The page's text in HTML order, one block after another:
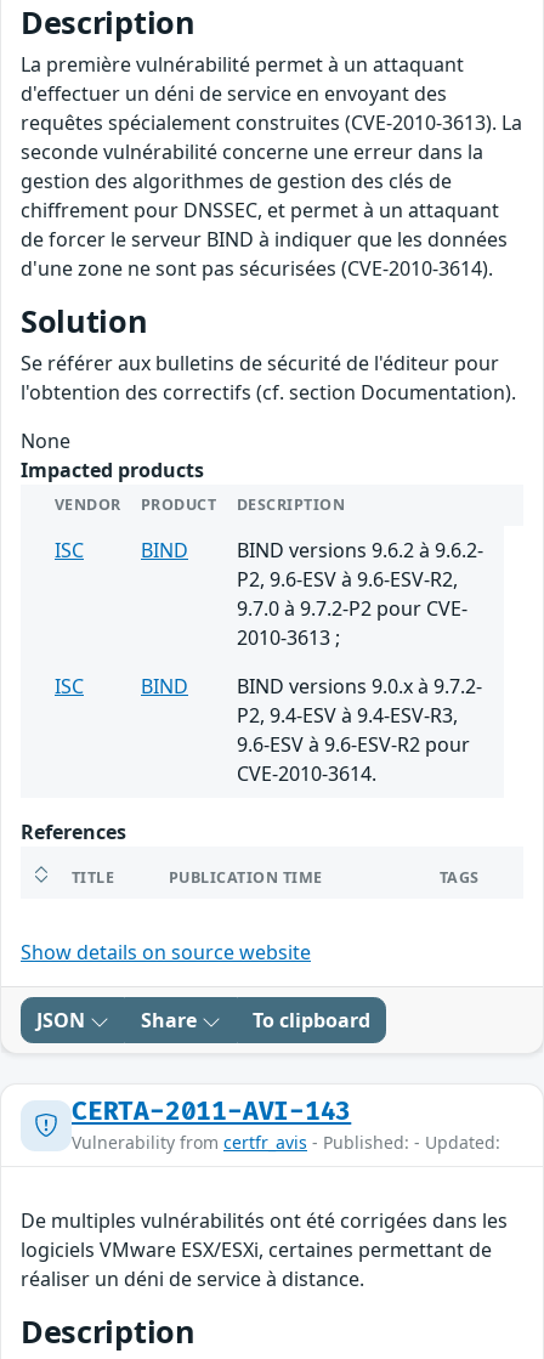
Description
La première vulnérabilité permet à un attaquant
d'effectuer un déni de service en envoyant des
requêtes spécialement construites (CVE-2010-3613). La
seconde vulnérabilité concerne une erreur dans la
gestion des algorithmes de gestion des clés de
chiffrement pour DNSSEC, et permet à un attaquant
de forcer le serveur BIND à indiquer que les données
d'une zone ne sont pas sécurisées (CVE-2010-3614).
Solution
Se référer aux bulletins de sécurité de l'éditeur pour
l'obtention des correctifs (cf. section Documentation).
None
Impacted products
VENDOR PRODUCT DESCRIPTION
ISC BIND
BIND versions 9.6.2 à 9.6.2-
P2, 9.6-ESV à 9.6-ESV-R2,
9.7.0 à 9.7.2-P2 pour CVE-
2010-3613 ;
ISC
BIND
BIND versions 9.0.x à 9.7.2-
P2, 9.4-ESV à 9.4-ESV-R3,
9.6-ESV à 9.6-ESV-R2 pour
CVE-2010-3614.
References
TITLE PUBLICATION TIME TAGS
Show details on source website
JSON Share To clipboard
CERTA-2011-AVI-143
Vulnerability from certfr_avis - Published: - Updated:
De multiples vulnérabilités ont été corrigées dans les
logiciels VMware ESX/ESXi, certaines permettant de
réaliser un déni de service à distance.
Description